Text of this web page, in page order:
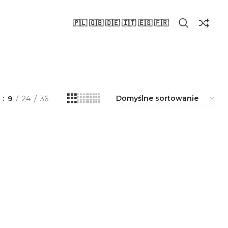
🇵🇱 🇬🇧 🇩🇪 🇮🇹 🇪🇸 🇫🇷
9 24 36